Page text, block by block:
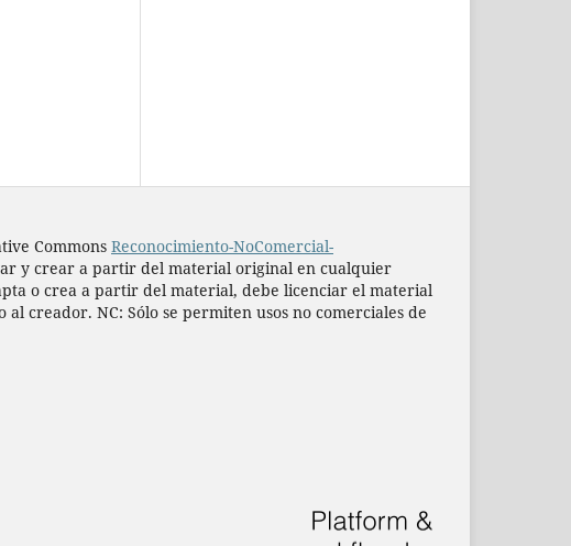
Commons Reconocimiento-NoComercial-
y crear a partir del material original en cualquier
o crea a partir del material, debe licenciar el material
creador. NC: Sólo se permiten usos no comerciales de